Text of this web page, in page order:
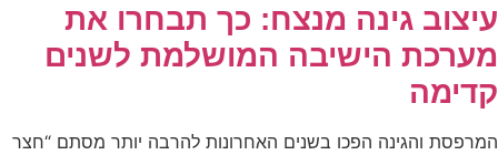
עיצוב גינה מנצח: כך תבחרו את
מערכת הישיבה המושלמת לשנים
קדימה
המרפסת והגינה הפכו בשנים האחרונות להרבה יותר מסתם “חצר